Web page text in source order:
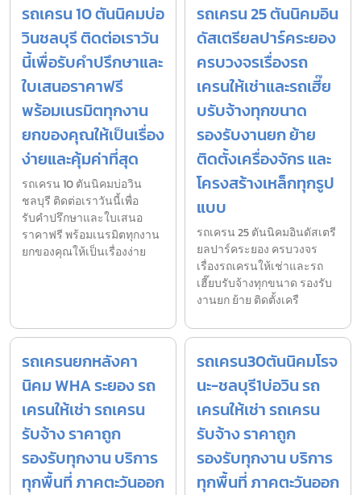
รถเครน 10 ตันนิคมบ่อ
วินชลบุรี ติดต่อเราวัน
นี้เพื่อรับคำปรึกษาและ
ใบเสนอราคาฟรี
พร้อมเนรมิตทุกงาน
ยกของคุณให้เป็นเรื่อง
ง่ายและคุ้มค่าที่สุด
รถเครน 10 ตันนิคมบ่อวิน
ชลบุรี ติดต่อเราวันนี้เพื่อ
รับคำปรึกษาและใบเสนอ
ราคาฟรี พร้อมเนรมิตทุกงาน
ยกของคุณให้เป็นเรื่องง่าย
รถเครน 25 ตันนิคมอิน
ดัสเตรียลปาร์คระยอง
ครบวงจรเรื่องรถ
เครนให้เช่าและรถเฮี๊ย
บรับจ้างทุกขนาด
รองรับงานยก ย้าย
ติดตั้งเครื่องจักร และ
โครงสร้างเหล็กทุกรูป
แบบ
รถเครน 25 ตันนิคมอินดัสเตรี
ยลปาร์คระยอง ครบวงจร
เรื่องรถเครนให้เช่าและรถ
เฮี๊ยบรับจ้างทุกขนาด รองรับ
งานยก ย้าย ติดตั้งเครื
รถเครนยกหลังคา
นิคม WHA ระยอง รถ
เครนให้เช่า รถเครน
รับจ้าง ราคาถูก
รองรับทุกงาน บริการ
ทุกพื้นที่ ภาคตะวันออก
รถเครน30ตันนิคมโรจ
นะ-ชลบุรี1บ่อวิน รถ
เครนให้เช่า รถเครน
รับจ้าง ราคาถูก
รองรับทุกงาน บริการ
ทุกพื้นที่ ภาคตะวันออก